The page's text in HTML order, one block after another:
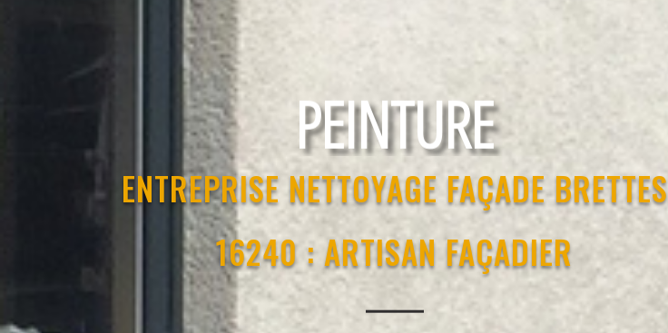
RAVALEMENT
ENTREPRISE NETTOYAGE FAÇADE BRETTES
16240 : ARTISAN FAÇADIER